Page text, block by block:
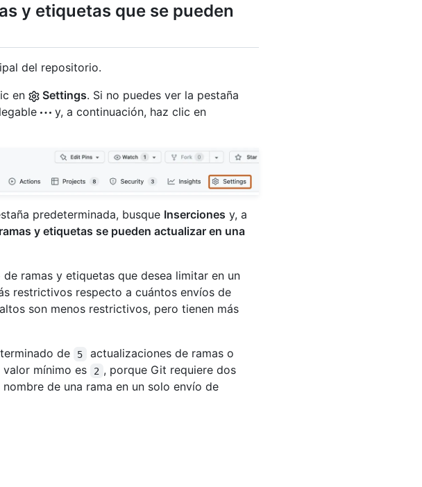
y etiquetas que se pueden
del repositorio.
en
Settings. Si no puedes ver la pestaña
y, a continuación, haz clic en
predeterminada, busque Inserciones y, a
y etiquetas se pueden actualizar en una
ramas y etiquetas que desea limitar en un
restrictivos respecto a cuántos envíos de
son menos restrictivos, pero tienen más
de
5
actualizaciones de ramas o
mínimo es
2 , porque Git requiere dos
de una rama en un solo envío de